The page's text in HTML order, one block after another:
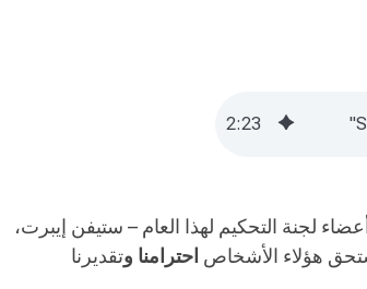
2:23
لجنة التحكيم لهذا العام – ستيفن إيبرت،
هؤلاء الأشخاص احترامنا وتقديرنا